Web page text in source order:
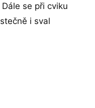
se při cviku
i sval